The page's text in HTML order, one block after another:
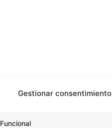
Gestionar consentimiento
Funcional